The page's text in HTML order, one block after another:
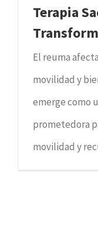
Terapia
El reuma
movilidad y
emerge como
prometedora
movilidad y